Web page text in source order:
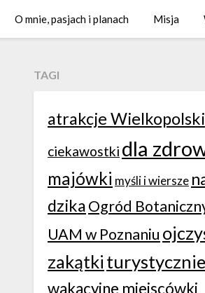
O mnie, pasjach i planach Misja
TAGI
atrakcje Wielkopolski
ciekawostki dla
majówki myśli i wiersze
dzikaOgród
UAM w Poznaniu
zakątki turystycznie
wakacyjne miejscówki